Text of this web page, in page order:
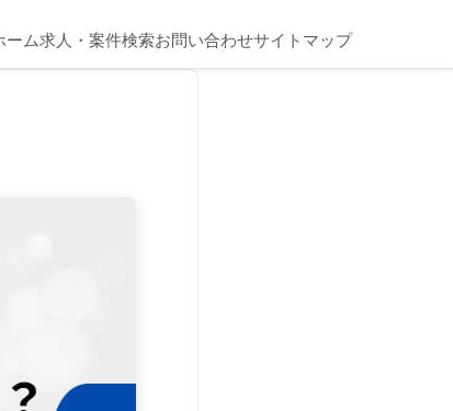
ーム求人・案件検索お問い合わせサイトマップ